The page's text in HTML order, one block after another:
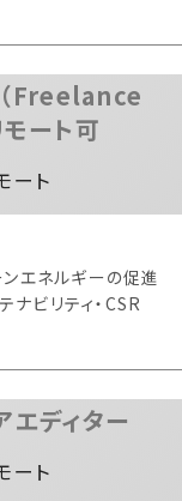
（Freelance
ート可
ート
ンエネルギーの促進
ナビリティ・CSR
ディター
ート